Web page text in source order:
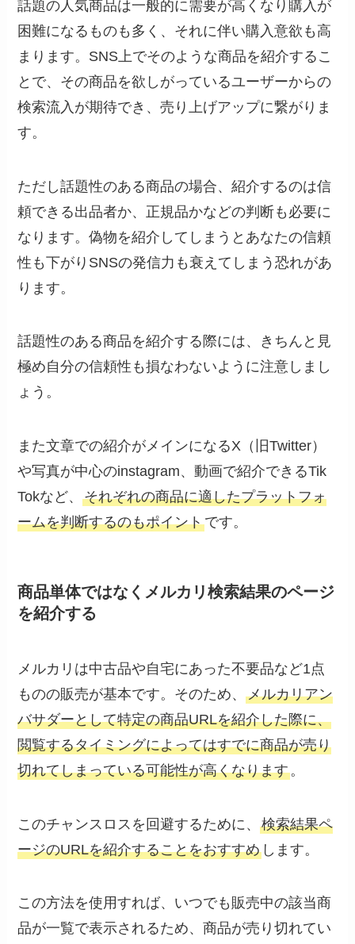
話題の人気商品は一般的に需要が高くなり購入が
困難になるものも多く、それに伴い購入意欲も高
まります。SNS上でそのような商品を紹介するこ
とで、その商品を欲しがっているユーザーからの
検索流入が期待でき、売り上げアップに繋がりま
す。
ただし話題性のある商品の場合、紹介するのは信
頼できる出品者か、正規品かなどの判断も必要に
なります。偽物を紹介してしまうとあなたの信頼
性も下がりSNSの発信力も衰えてしまう恐れがあ
ります。
話題性のある商品を紹介する際には、きちんと見
極め自分の信頼性も損なわないように注意しまし
ょう。
また文章での紹介がメインになるX（旧Twitter）
や写真が中心のinstagram、動画で紹介できるTik
Tokなど、それぞれの商品に適したプラットフォ
ームを判断するのもポイントです。
商品単体ではなくメルカリ検索結果のページ
を紹介する
メルカリは中古品や自宅にあった不要品など1点
ものの販売が基本です。そのため、メルカリアン
バサダーとして特定の商品URLを紹介した際に、
閲覧するタイミングによってはすでに商品が売り
切れてしまっている可能性が高くなります。
このチャンスロスを回避するために、検索結果ペ
ージのURLを紹介することをおすすめ します。
この方法を使用すれば、いつでも販売中の該当商
品が一覧で表示されるため、商品が売り切れてい